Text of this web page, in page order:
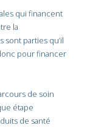
qui financent
la
sont parties qu’il
pour financer
de soin
étape
de santé